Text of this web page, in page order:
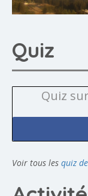
Quiz
Quiz
Voir tous les quiz